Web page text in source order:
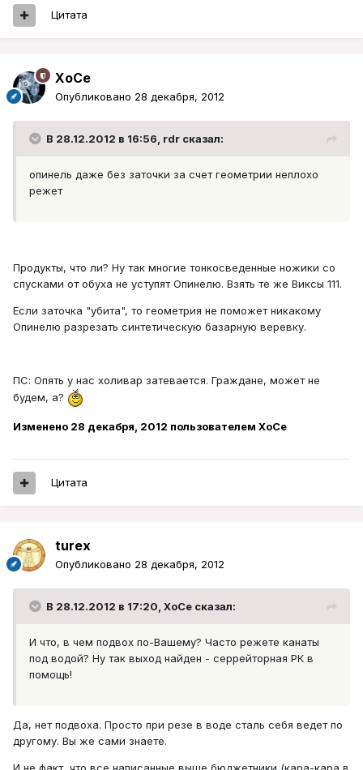
Цитата
XoCe
Опубликовано 28 декабря, 2012
В 28.12.2012 в 16:56, rdr сказал:
опинель даже без заточки за счет геометрии неплохо
режет
Продукты, что ли? Ну так многие тонкосведенные ножики со
спусками от обуха не уступят Опинелю. Взять те же Виксы 111.
Если заточка "убита", то геометрия не поможет никакому
Опинелю разрезать синтетическую базарную веревку.
ПС: Опять у нас холивар затевается. Граждане, может не
будем, а?
Изменено 28 декабря, 2012 пользователем XoCe
Цитата
turex
Опубликовано 28 декабря, 2012
В 28.12.2012 в 17:20, XoCe сказал:
И что, в чем подвох по-Вашему? Часто режете канаты
под водой? Ну так выход найден - серрейторная РК в
помощь!
Да, нет подвоха. Просто при резе в воде сталь себя ведет по
другому. Вы же сами знаете.